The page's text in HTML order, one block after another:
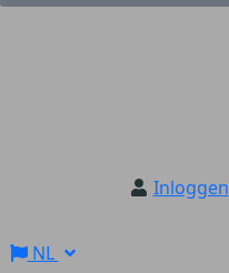
Inloggen
NL